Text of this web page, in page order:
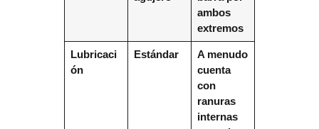
ambos
extremos
Lubricaci
ón
Estándar
A menudo
cuenta
con
ranuras
internas